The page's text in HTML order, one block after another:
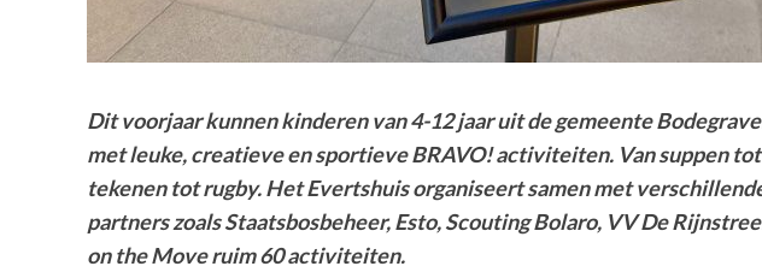
Dit voorjaar kunnen kinderen van 4-12 jaar uit de gemeente
met leuke, creatieve en sportieve BRAVO! activiteiten. Van suppen
tekenen tot rugby. Het Evertshuis organiseert samen met
partners zoals Staatsbosbeheer, Esto, Scouting Bolaro, VV De
on the Move ruim 60 activiteiten.